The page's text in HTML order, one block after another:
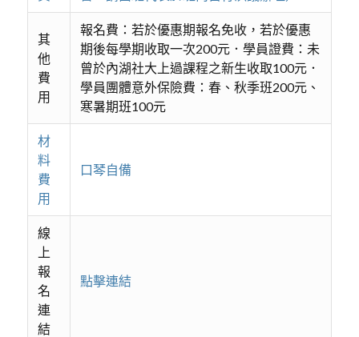
其
他
費
用
報名費：若於優惠期報名免收，若於優惠
期後每學期收取一次200元．學員證費：未
曾於內湖社大上過課程之新生收取100元．
學員團體意外保險費：春、秋季班200元、
寒暑期班100元
材
料
費
用
口琴自備
線
上
報
名
連
結
點擊連結